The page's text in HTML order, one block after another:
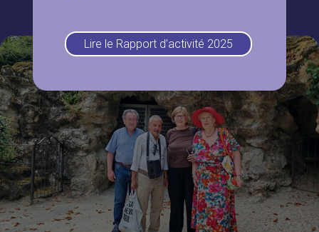
Lire le Rapport d’activité 2025